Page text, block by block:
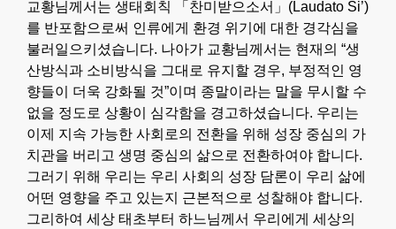
교황님께서는 생태회칙 「찬미받으소서」(Laudato Si’)
를 반포함으로써 인류에게 환경 위기에 대한 경각심을
불러일으키셨습니다. 나아가 교황님께서는 현재의 “생
산방식과 소비방식을 그대로 유지할 경우, 부정적인 영
향들이 더욱 강화될 것”이며 종말이라는 말을 무시할 수
없을 정도로 상황이 심각함을 경고하셨습니다. 우리는
이제 지속 가능한 사회로의 전환을 위해 성장 중심의 가
치관을 버리고 생명 중심의 삶으로 전환하여야 합니다.
그러기 위해 우리는 우리 사회의 성장 담론이 우리 삶에
어떤 영향을 주고 있는지 근본적으로 성찰해야 합니다.
그리하여 세상 태초부터 하느님께서 우리에게 세상의